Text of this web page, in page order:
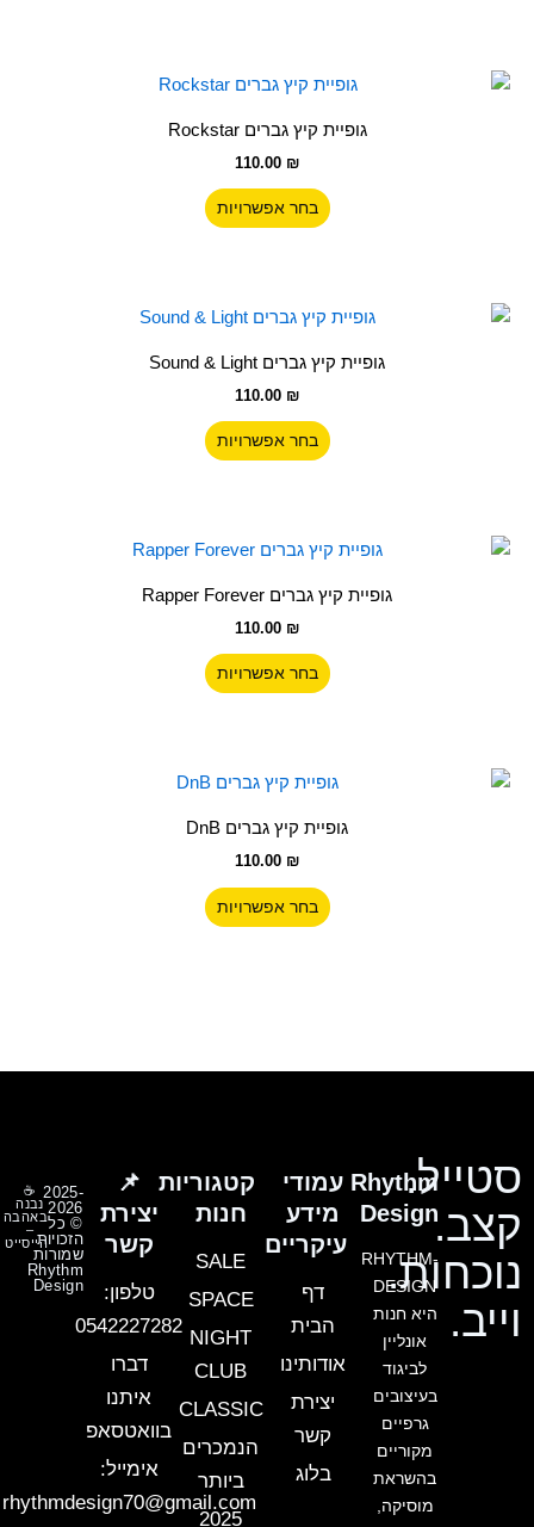
האפשרויות
המוצר
גופיית קיץ גברים Rockstar
110.00 ₪
בחר אפשרויות
למוצר
יש
סוגים.
האפשרויות
המוצר
גופיית קיץ גברים Sound & Light
110.00 ₪
בחר אפשרויות
למוצר
יש
סוגים.
האפשרויות
המוצר
גופיית קיץ גברים Rapper Forever
110.00 ₪
בחר אפשרויות
למוצר
יש
סוגים.
האפשרויות
המוצר
גופיית קיץ גברים DnB
110.00 ₪
בחר אפשרויות
למוצר
יש
סוגים.
המוצר
סטייל.
קצב.
נוכחות.
וייב.
Rhythm
Design
RHYTHM-
DESIGN
היא חנות
אונליין
לביגוד
בעיצובים
גרפיים
מקוריים
בהשראת
מוסיקה,
עמודי
מידע
עיקריים
דף
הבית
אודותינו
יצירת
קשר
בלוג
קטגוריות
חנות
SALE
SPACE
NIGHT
CLUB
CLASSIC
הנמכרים
ביותר
2025
📌
יצירת
קשר
טלפון:
0542227282
דברו
איתנו
בוואטסאפ
אימייל:
rhythmdesign70@gmail.com
2025-
2026
© כל
הזכויות
שמורות
Rhythm
Design
☕
נבנה
באהבה
–
הייסייט